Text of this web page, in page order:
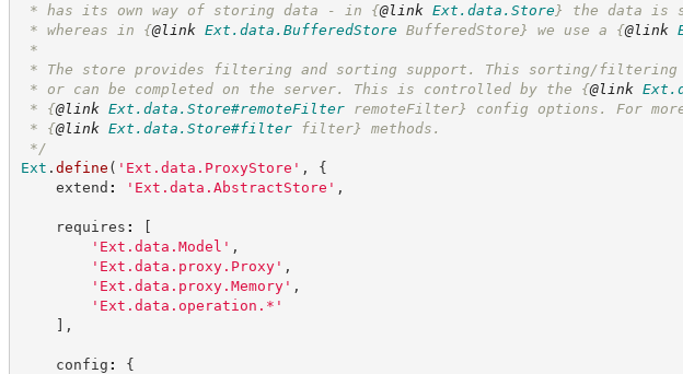
* has its own way of storing data - in {@link Ext.data.Store} the data is
* whereas in {@link Ext.data.BufferedStore BufferedStore} we use a {@link
*
* The store provides filtering and sorting support. This sorting/filtering
* or can be completed on the server. This is controlled by the {@link
* {@link Ext.data.Store#remoteFilter remoteFilter} config options. For
* {@link Ext.data.Store#filter filter} methods.
*/
Ext . define ( ' Ext.data.ProxyStore ' ,
{
extend : ' Ext.data.AbstractStore ' ,
requires :
[
' Ext.data.Model ' ,
' Ext.data.proxy.Proxy' ,
' Ext.data.proxy.Memory' ,
' Ext.data.operation.* '
] ,
config :
{